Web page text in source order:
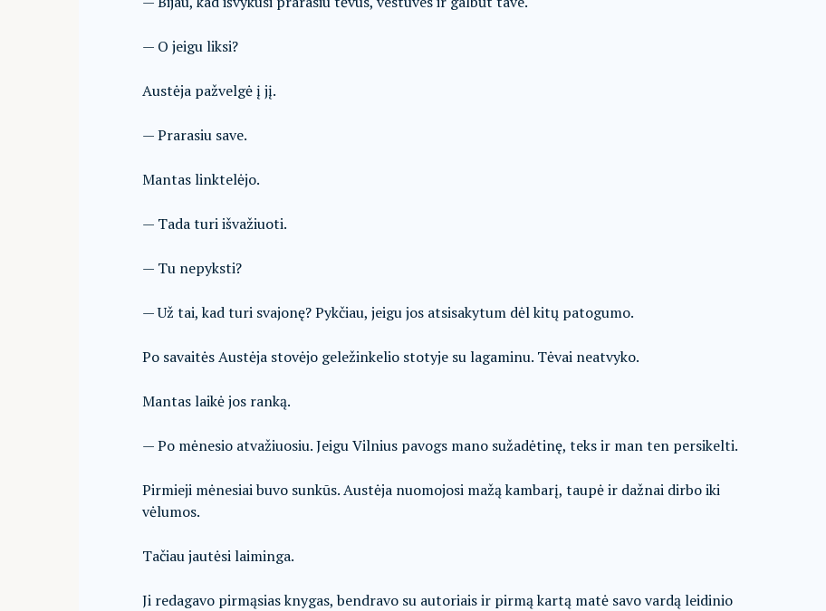
— O jeigu liksi?
Austėja pažvelgė į jį.
— Prarasiu save.
Mantas linktelėjo.
— Tada turi išvažiuoti.
— Tu nepyksti?
— Už tai, kad turi svajonę? Pykčiau, jeigu jos atsisakytum dėl kitų patogumo.
Po savaitės Austėja stovėjo geležinkelio stotyje su lagaminu. Tėvai neatvyko.
Mantas laikė jos ranką.
— Po mėnesio atvažiuosiu. Jeigu Vilnius pavogs mano sužadėtinę, teks ir man ten persikelti.
Pirmieji mėnesiai buvo sunkūs. Austėja nuomojosi mažą kambarį, taupė ir dažnai dirbo iki
vėlumos.
Tačiau jautėsi laiminga.
Ji redagavo pirmąsias knygas, bendravo su autoriais ir pirmą kartą matė savo vardą leidinio